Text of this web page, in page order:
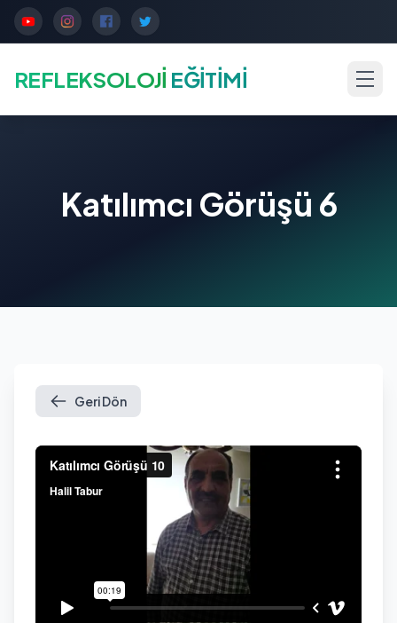
REFLEKSOLOJİ EĞİTİMİ
Katılımcı Görüşü 6
Geri Dön